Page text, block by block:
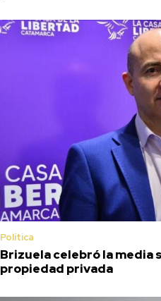
Política
Brizuela celebró la media
propiedad privada